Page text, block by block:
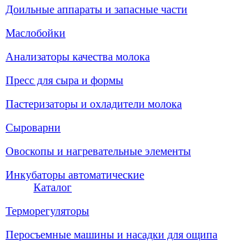
Доильные аппараты и запасные части
Маслобойки
Анализаторы качества молока
Пресс для сыра и формы
Пастеризаторы и охладители молока
Сыроварни
Овоскопы и нагревательные элементы
Инкубаторы автоматические
Каталог
Терморегуляторы
Перосъемные машины и насадки для ощипа